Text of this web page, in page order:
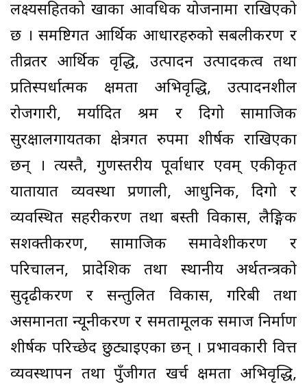
लक्ष्यसहितको खाका आवधिक योजनामा राखिएको
छ । समष्टिगत आर्थिक आधारहरुको सबलीकरण र
तीव्रतर आर्थिक वृद्धि, उत्पादन उत्पादकत्व तथा
प्रतिस्पर्धात्मक क्षमता अभिवृद्धि, उत्पादनशील
रोजगारी, मर्यादित श्रम र दिगो सामाजिक
सुरक्षालगायतका क्षेत्रगत रुपमा शीर्षक राखिएका
छन् । त्यस्तै, गुणस्तरीय पूर्वाधार एवम् एकीकृत
यातायात व्यवस्था प्रणाली, आधुनिक, दिगो र
व्यवस्थित सहरीकरण तथा बस्ती विकास, लैङ्गिक
सशक्तीकरण, सामाजिक समावेशीकरण र
परिचालन, प्रादेशिक तथा स्थानीय अर्थतन्त्रको
सुदृढीकरण र सन्तुलित विकास, गरिबी तथा
असमानता न्यूनीकरण र समतामूलक समाज निर्माण
शीर्षक परिच्छेद छुट्याइएका छन् । प्रभावकारी वित्त
व्यवस्थापन तथा पुँजीगत खर्च क्षमता अभिवृद्धि,